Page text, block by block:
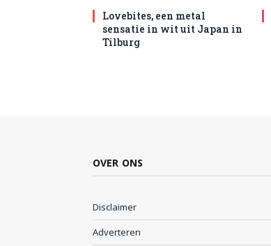
Lovebites, een metal
sensatie in wit uit Japan in
Tilburg
OVER ONS
Disclaimer
Adverteren